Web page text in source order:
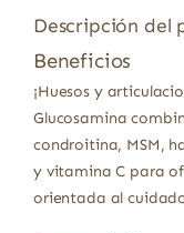
Descripción del
Beneficios
¡Huesos y
Glucosamina
condroitina, MSM,
y vitamina C para
orientada al